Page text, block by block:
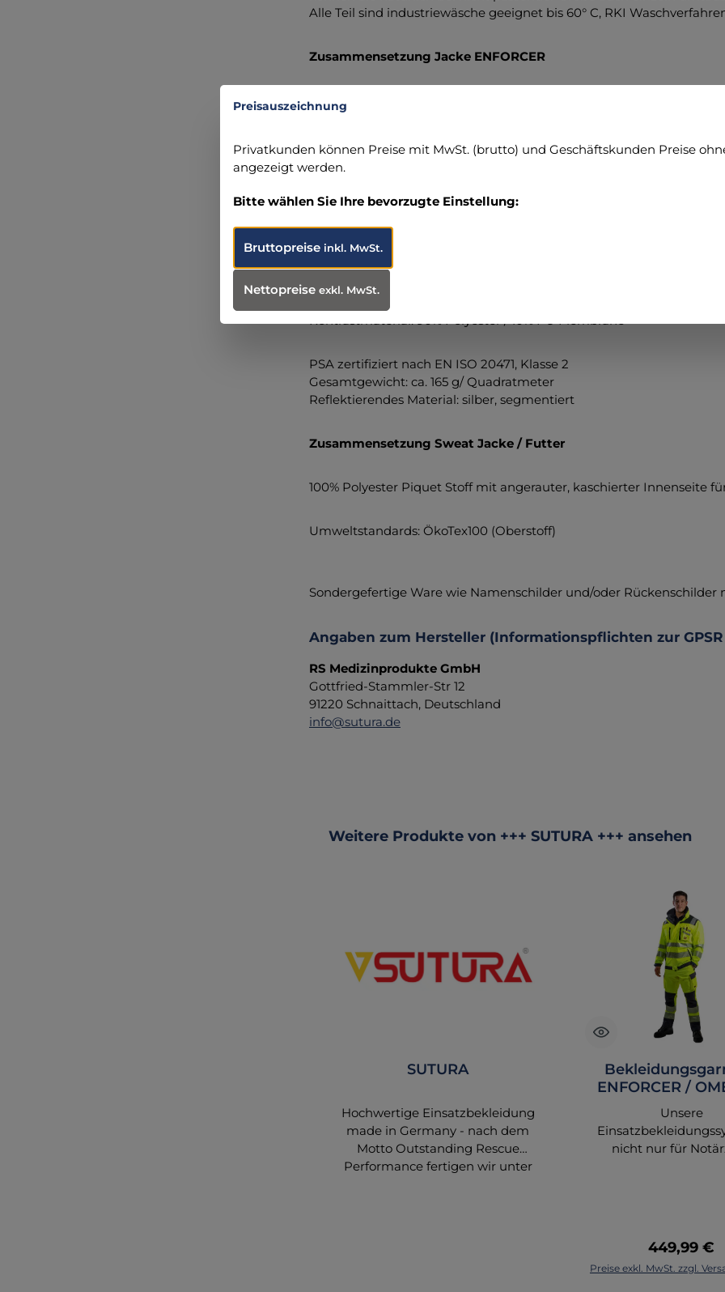
Alle Teil sind industriewäsche geeignet bis 60° C, RKI
Zusammensetzung Jacke ENFORCER
Oberstoff: hochwertige 2 Lagen Laminat: 90% Polyester mit
Tagesleuchtfarbe nach ISO EN 20471:2013. Gewicht 195 g/m2
Umweltstandards: ÖkoTex100, PTFE-frei, FC-frei Innenfutter:
Reflektierendes Material: silber, segmentiert
Zusammensetzung Hose OMEGA II
Gewebe tagesleuchtgelber Oberstoff: 90% Polyester (davon 30%
Kontrastmaterial: 90% Polyester / 10% PU Membrane
PSA zertifiziert nach EN ISO 20471, Klasse 2
Gesamtgewicht: ca. 165 g/ Quadratmeter
Reflektierendes Material: silber, segmentiert
Zusammensetzung Sweat Jacke / Futter
100% Polyester Piquet Stoff mit angerauter, kaschierter Innenseite
Umweltstandards: ÖkoTex100 (Oberstoff)
Sondergefertige Ware wie Namenschilder und/oder
Angaben zum Hersteller (Informationspflichten zur
RS Medizinprodukte GmbH
Gottfried-Stammler-Str 12
91220 Schnaittach, Deutschland
info@sutura.de
Produktgalerie überspringen
Weitere Produkte von +++ SUTURA +++ ansehen
SUTURA
Hochwertige Einsatzbekleidung
made in Germany - nach dem
Motto Outstanding Rescue
Performance fertigen wir unter
ENFORCER /
tagesleuchtgelb/
Unsere
nicht nur für
mehr zur
machen. Unsere
Regulärer
449,99 €
Preise exkl. MwSt. zzgl.
Preisauszeichnung
Privatkunden können Preise mit MwSt. (brutto) und Geschäftskunden Preise
angezeigt werden.
Bitte wählen Sie Ihre bevorzugte Einstellung:
Bruttopreise inkl. MwSt.
Nettopreise exkl. MwSt.